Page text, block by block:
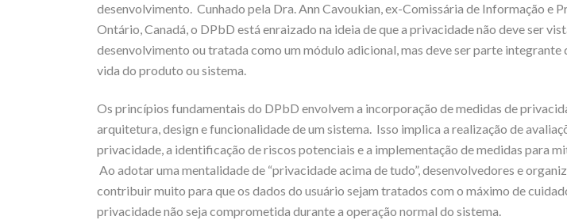
desenvolvimento. Cunhado pela Dra. Ann Cavoukian, ex-Comissária de Informação e
Ontário, Canadá, o DPbD está enraizado na ideia de que a privacidade não deve ser
desenvolvimento ou tratada como um módulo adicional, mas deve ser parte integrante
vida do produto ou sistema.
Os princípios fundamentais do DPbD envolvem a incorporação de medidas de
arquitetura, design e funcionalidade de um sistema. Isso implica a realização de
privacidade, a identificação de riscos potenciais e a implementação de medidas para
Ao adotar uma mentalidade de “privacidade acima de tudo”, desenvolvedores e
contribuir muito para que os dados do usuário sejam tratados com o máximo de
privacidade não seja comprometida durante a operação normal do sistema.